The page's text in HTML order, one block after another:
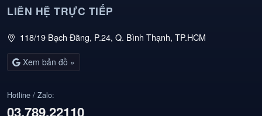
LIÊN HỆ TRỰC TIẾP
118/19 Bạch Đằng, P.24, Q. Bình Thạnh, TP.HCM
Xem bản đồ »
Hotline / Zalo:
03.789.22110